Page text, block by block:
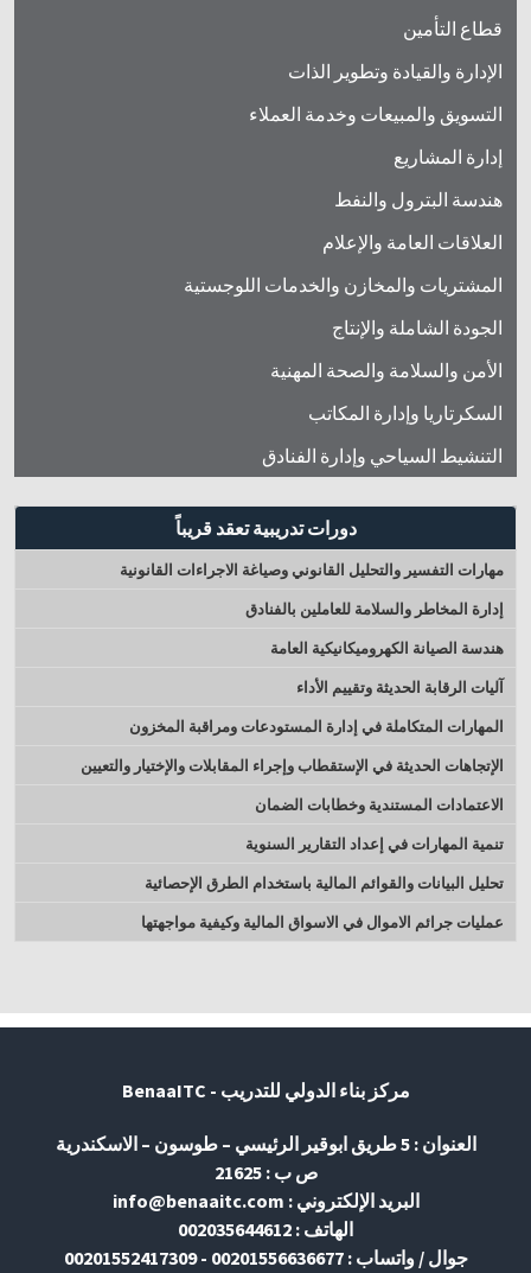
قطاع التأمين
الإدارة والقيادة وتطوير الذات
التسويق والمبيعات وخدمة العملاء
إدارة المشاريع
هندسة البترول والنفط
العلاقات العامة والإعلام
المشتريات والمخازن والخدمات اللوجستية
الجودة الشاملة والإنتاج
الأمن والسلامة والصحة المهنية
السكرتاريا وإدارة المكاتب
التنشيط السياحي وإدارة الفنادق
دورات تدريبية تعقد قريباً
مهارات التفسير والتحليل القانوني وصياغة الاجراءات القانونية
إدارة المخاطر والسلامة للعاملين بالفنادق
هندسة الصيانة الكهروميكانيكية العامة
آليات الرقابة الحديثة وتقييم الأداء
المهارات المتكاملة في إدارة المستودعات ومراقبة المخزون
الإتجاهات الحديثة في الإستقطاب وإجراء المقابلات والإختيار والتعيين
الاعتمادات المستندية وخطابات الضمان
تنمية المهارات في إعداد التقارير السنوية
تحليل البيانات والقوائم المالية باستخدام الطرق الإحصائية
عمليات جرائم الاموال في الاسواق المالية وكيفية مواجهتها
مركز بناء الدولي للتدريب - BenaaITC
العنوان : 5 طريق ابوقير الرئيسي – طوسون – الاسكندرية
ص ب : 21625
البريد الإلكتروني : info@benaaitc.com
الهاتف : 002035644612
جوال / واتساب : 00201556636677 - 00201552417309